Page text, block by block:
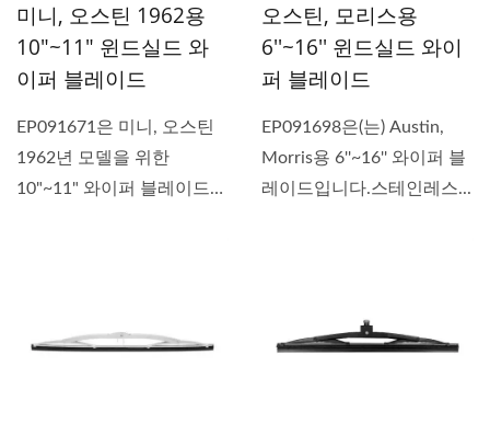
미니, 오스틴 1962용
10"~11" 윈드실드 와
이퍼 블레이드
EP091671은 미니, 오스틴
1962년 모델을 위한
10"~11" 와이퍼 블레이드입
오스틴, 모리스용
6''~16'' 윈드실드 와이
퍼 블레이드
EP091698은(는) Austin,
Morris용 6''~16'' 와이퍼 블
레이드입니다.스테인레스...